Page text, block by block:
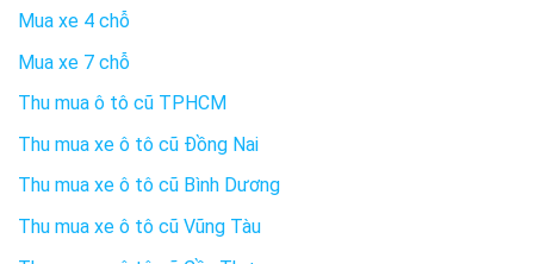
Mua xe 4 chỗ
Mua xe 7 chỗ
Thu mua ô tô cũ TPHCM
Thu mua xe ô tô cũ Đồng Nai
Thu mua xe ô tô cũ Bình Dương
Thu mua xe ô tô cũ Vũng Tàu